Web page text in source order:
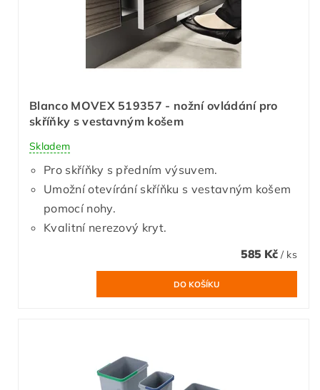
Blanco MOVEX 519357 - nožní ovládání pro
skříňky s vestavným košem
Skladem
Pro skříňky s předním výsuvem.
Umožní otevírání skříňku s vestavným košem
pomocí nohy.
Kvalitní nerezový kryt.
585 Kč / ks